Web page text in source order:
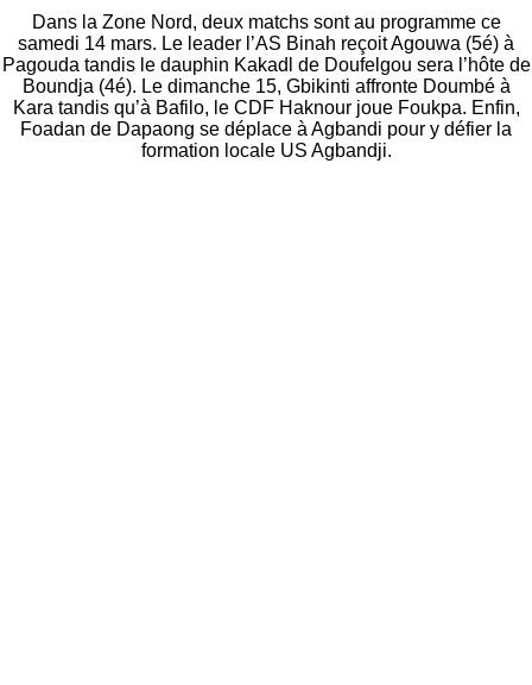
Dans la Zone Nord, deux matchs sont au programme ce
samedi 14 mars. Le leader l’AS Binah reçoit Agouwa (5é) à
Pagouda tandis le dauphin Kakadl de Doufelgou sera l’hôte de
Boundja (4é). Le dimanche 15, Gbikinti affronte Doumbé à
Kara tandis qu’à Bafilo, le CDF Haknour joue Foukpa. Enfin,
Foadan de Dapaong se déplace à Agbandi pour y défier la
formation locale US Agbandji.